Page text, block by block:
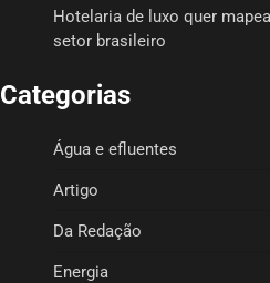
Hotelaria de luxo quer
setor brasileiro
Categorias
Água e efluentes
Artigo
Da Redação
Energia